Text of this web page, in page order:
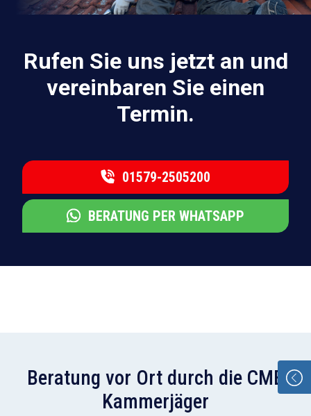
Rufen Sie uns jetzt an und
vereinbaren Sie einen
Termin.
01579-2505200
BERATUNG PER WHATSAPP
Beratung vor Ort durch die CMB
Kammerjäger